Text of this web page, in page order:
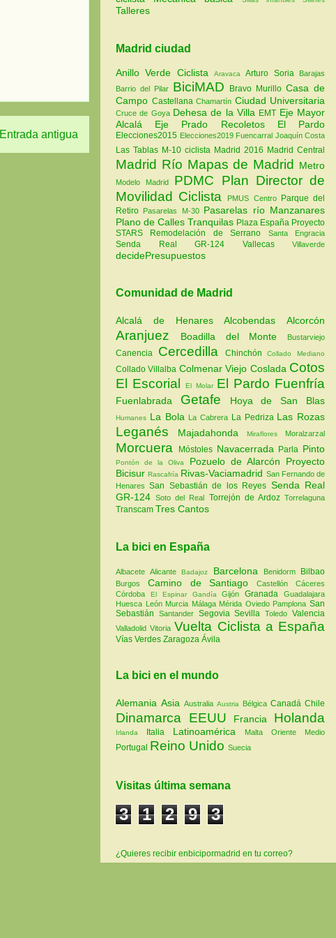
Entrada antigua
Talleres
Madrid ciudad
Anillo Verde Ciclista AravacaArturo Soria
Barajas
Barrio del Pilar BiciMAD Bravo MurilloCasa de
Campo Castellana Chamartín Ciudad Universitaria
Cruce de Goya Dehesa de la Villa EMT Eje Mayor
Alcalá Eje Prado Recoletos El Pardo
Elecciones2015 Elecciones2019 Fuencarral Joaquín Costa
Las Tablas M-10 ciclista Madrid 2016 Madrid Central
Madrid Río Mapas de Madrid Metro
Modelo Madrid PDMC Plan Director de
Movilidad Ciclista
PMUS Centro Parque del
Retiro Pasarelas M-30 Pasarelas río Manzanares
Plano de Calles Tranquilas Plaza España Proyecto
STARS Remodelación de Serrano Santa Engracia
Senda Real GR-124 Vallecas Villaverde
decidePresupuestos
Comunidad de Madrid
Alcalá de HenaresAlcobendas Alcorcón
Aranjuez Boadilla del Monte Bustarviejo
Canencia Cercedilla ChinchónCollado Mediano
Collado Villalba Colmenar Viejo Coslada Cotos
El EscorialEl Molar El Pardo Fuenfría
Fuenlabrada Getafe Hoya de San Blas
Humanes La Bola La Cabrera La Pedriza Las Rozas
Leganés Majadahonda Miraflores Moralzarzal
Morcuera Móstoles Navacerrada Parla Pinto
Pontón de la Oliva Pozuelo de Alarcón Proyecto
BicisurRascafría Rivas-Vaciamadrid San Fernando de
HenaresSan Sebastián de los Reyes Senda Real
GR-124Soto del Real Torrejón de ArdozTorrelaguna
Transcam Tres Cantos
La bici en España
AlbaceteAlicanteBadajoz Barcelona Benidorm Bilbao
Burgos Camino de SantiagoCastellónCáceres
Córdoba El Espinar GandíaGijónGranadaGuadalajara
Huesca León Murcia Málaga Mérida Oviedo PamplonaSan
Sebastián Santander SegoviaSevillaToledoValencia
ValladolidVitoria Vuelta Ciclista a España
Vías Verdes Zaragoza Ávila
La bici en el mundo
Alemania Asia Australia Austria Bélgica Canadá Chile
Dinamarca EEUU Francia Holanda
Irlanda Italia Latinoamérica Malta Oriente Medio
Portugal Reino Unido Suecia
Visitas última semana
3 1 2 9 3
¿Quieres recibir enbicipormadrid en tu correo?